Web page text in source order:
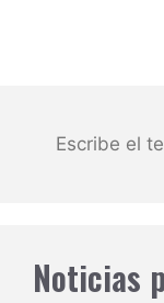
Noticias